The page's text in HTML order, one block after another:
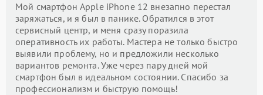
Мой смартфон Apple iPhone 12 внезапно перестал
заряжаться, и я был в панике. Обратился в этот
сервисный центр, и меня сразу поразила
оперативность их работы. Мастера не только быстро
выявили проблему, но и предложили несколько
вариантов ремонта. Уже через пару дней мой
смартфон был в идеальном состоянии. Спасибо за
профессионализм и быструю помощь!